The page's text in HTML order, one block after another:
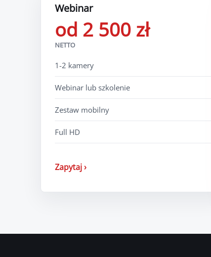
Webinar
od 2 500 zł
NETTO
1-2 kamery
Webinar lub szkolenie
Zestaw mobilny
Full HD
Zapytaj ›